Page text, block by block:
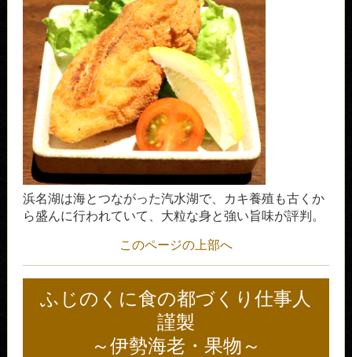
浜名湖は海とつながった汽水湖で、カキ養殖も古くか
ら盛んに行われていて、大粒な身と強い旨味が評判。
このページの上部へ
ふじのくに食の都づくり仕事人
謹製
～伊勢海老・果物～